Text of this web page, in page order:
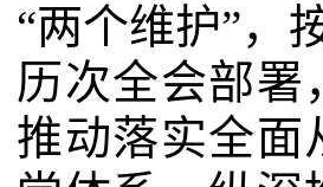
“两个维护”，
历次全会部署
推动落实全面